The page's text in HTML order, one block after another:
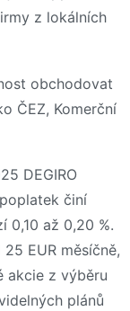
z lokálních
obchodovat
ČEZ, Komerční
DEGIRO
činí
0,10 až 0,20 %.
EUR měsíčně,
akcie z výběru
plánů